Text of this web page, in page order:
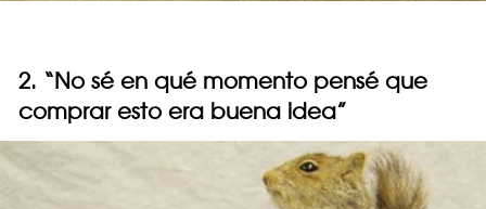
2. “No sé en qué momento pensé que
comprar esto era buena idea”